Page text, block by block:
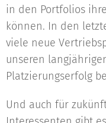
in den Portfolios
können. In den
viele neue
unseren
Platzierungserfolg
Und auch für